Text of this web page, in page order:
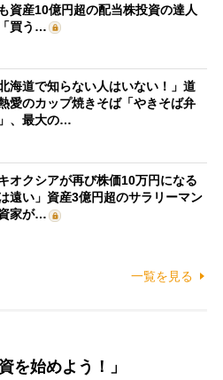
資産10億円超の配当株投資の達人
買う…
北海道で知らない人はいない！」道
愛のカップ焼きそば「やきそば弁
、最大の…
キオクシアが再び株価10万円になる
遠い」資産3億円超のサラリーマン
家が…
一覧を見る
を始めよう！」